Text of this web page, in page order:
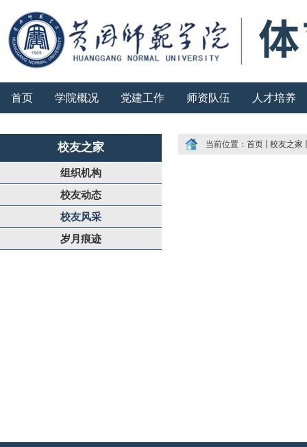
首页 学院概况 党建工作 师资队伍 人才培养
校友之家
组织机构
校友动态
校友风采
岁月痕迹
当前位置： 首页 校友之家